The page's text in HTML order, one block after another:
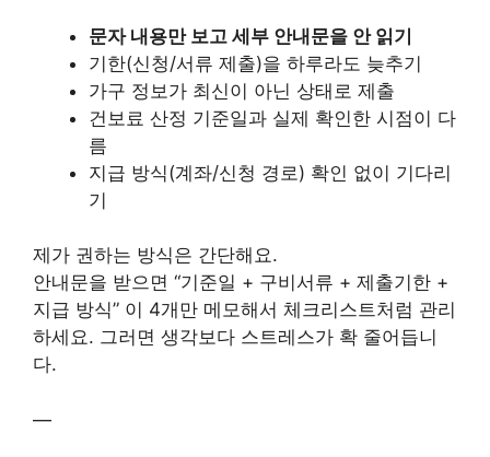
문자 내용만 보고 세부 안내문을 안 읽기
기한(신청/서류 제출)을 하루라도 늦추기
가구 정보가 최신이 아닌 상태로 제출
건보료 산정 기준일과 실제 확인한 시점이 다
름
지급 방식(계좌/신청 경로) 확인 없이 기다리
기
제가 권하는 방식은 간단해요.
안내문을 받으면 “기준일 + 구비서류 + 제출기한 +
지급 방식” 이 4개만 메모해서 체크리스트처럼 관리
하세요. 그러면 생각보다 스트레스가 확 줄어듭니
다.
—